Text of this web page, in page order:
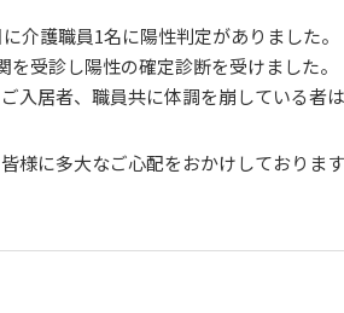
介護職員1名に陽性判定がありました。
受診し陽性の確定診断を受けました。
入居者、職員共に体調を崩している者は
様に多大なご心配をおかけしておりま